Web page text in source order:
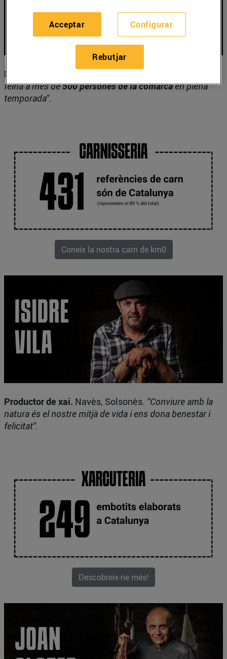
Productora de cítrics.
feina a més de500 persones de la comarcaen plena
temporada".
Coneix la nostra carn de km0
Productor de xai. Navès, Solsonès. "Conviure amb la
natura és el nostre mitjà de vida i ens dona benestar i
felicitat".
Descobreix-ne més!
Configurar
Rebutjar
Acceptar